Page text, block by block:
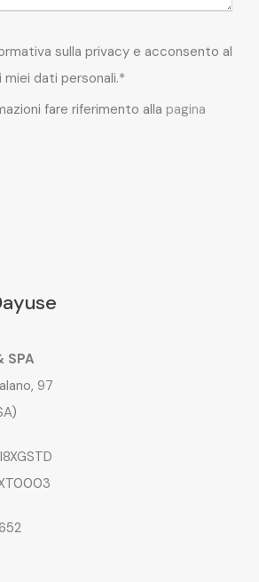
sulla privacy e acconsento al
dati personali.*
fare riferimento alla pagina
SPA
97